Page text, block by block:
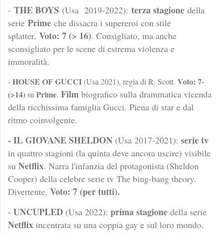
- THE BOYS (Usa 2019-2022): terza stagione della
serie Prime che dissacra i supereroi con stile
splatter. Voto: 7 (> 16). Consigliato, ma anche
sconsigliato per le scene di estrema violenza e
immoralità.
-HOUSE OF GUCCI (Usa 2021), regia di R. Scott. Voto: 7-
(>14) su Prime. Film biografico sulla drammatica vicenda
della ricchissima famiglia Gucci. Piena di star e dal
ritmo coinvolgente.
- IL GIOVANE SHELDON (Usa 2017-2021): serie tv
in quattro stagioni (la quinta deve ancora uscire) visibile
su Netflix. Narra l'infanzia del protagonista (Sheldon
Cooper) della celebre serie tv The bing-bang theory.
Divertente. Voto: 7 (per tutti).
- UNCUPLED (Usa 2022): prima stagione della serie
Netflix incentrata su una coppia gay e sul loro mondo.